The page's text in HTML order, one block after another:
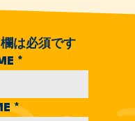
は必須です
*
*